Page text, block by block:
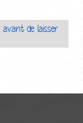
avant de laisser